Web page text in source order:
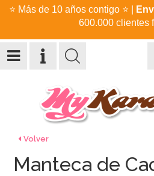
⭐ Más de 10 años contigo ⭐
600.000 clientes
Volver
Manteca de